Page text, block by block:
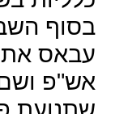
בסוף
עבאס את
אש"פ
שתנועת